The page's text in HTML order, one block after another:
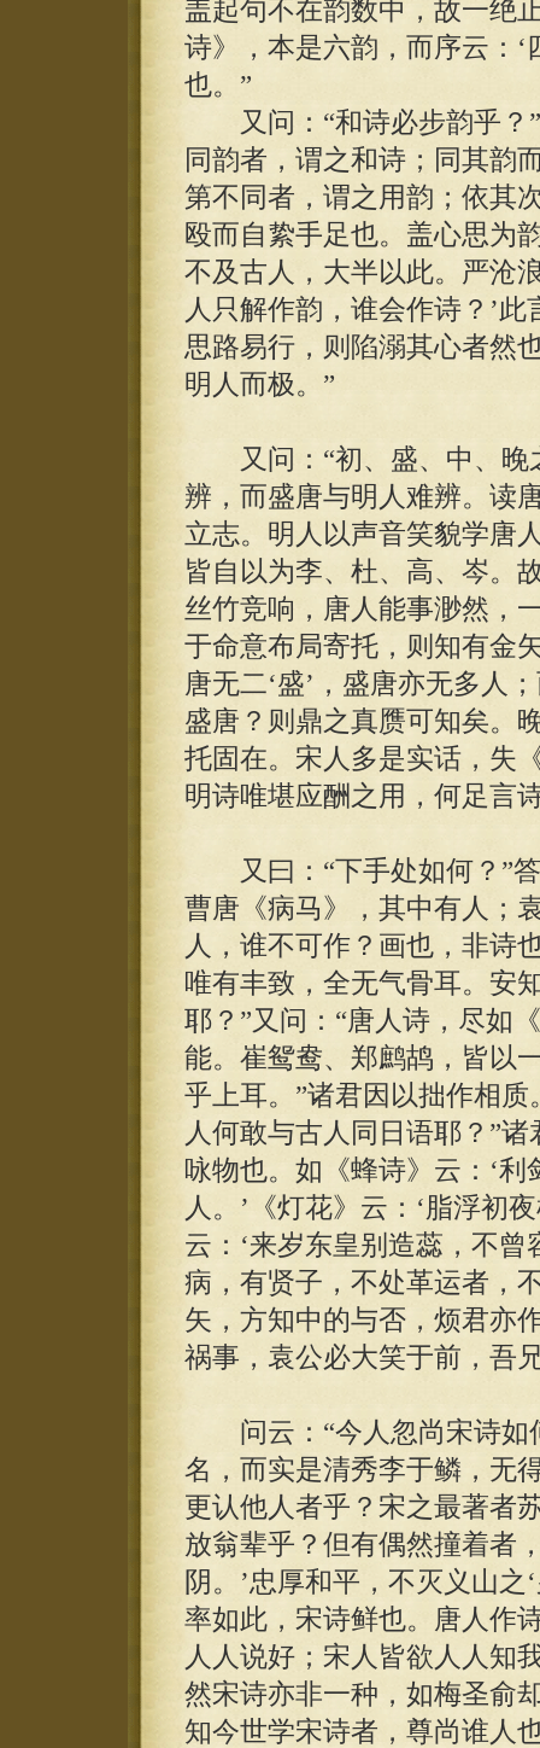
盖起句不在韵数中，故一绝
诗》，本是六韵，而序云：‘
也。”
又问：“和诗必步韵乎？”
同韵者，谓之和诗；同其韵
第不同者，谓之用韵；依其
殴而自絷手足也。盖心思为
不及古人，大半以此。严沧
人只解作韵，谁会作诗？’
思路易行，则陷溺其心者然
明人而极。”
又问：“初、盛、中、晚
辨，而盛唐与明人难辨。读
立志。明人以声音笑貌学唐
皆自以为李、杜、高、岑。
丝竹竞响，唐人能事渺然，
于命意布局寄托，则知有金
唐无二‘盛’，盛唐亦无多人
盛唐？则鼎之真赝可知矣。
托固在。宋人多是实话，失
明诗唯堪应酬之用，何足言
又曰：“下手处如何？”答
曹唐《病马》，其中有人；
人，谁不可作？画也，非诗
唯有丰致，全无气骨耳。安
耶？”又问：“唐人诗，尽如
能。崔鸳鸯、郑鹧鸪，皆以
乎上耳。”诸君因以拙作相
人何敢与古人同日语耶？”
咏物也。如《蜂诗》云：‘
人。’《灯花》云：‘脂浮初
云：‘来岁东皇别造蕊，不
病，有贤子，不处革运者，
矢，方知中的与否，烦君亦
祸事，袁公必大笑于前，吾
问云：“今人忽尚宋诗如
名，而实是清秀李于鳞，无
更认他人者乎？宋之最著者
放翁辈乎？但有偶然撞着者
阴。’忠厚和平，不灭义山
率如此，宋诗鲜也。唐人作
人人说好；宋人皆欲人人知
然宋诗亦非一种，如梅圣俞
知今世学宋诗者，尊尚谁人